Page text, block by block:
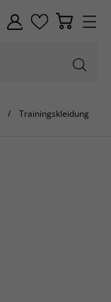
Trainingskleidung